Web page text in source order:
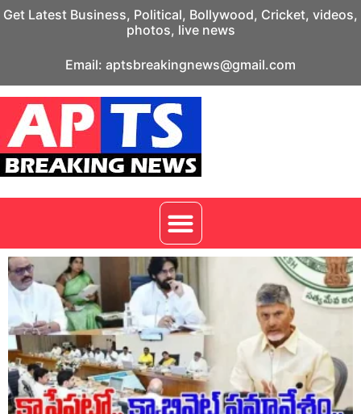
Get Latest Business, Political, Bollywood, Cricket, videos,
photos, live news
Email: aptsbreakingnews@gmail.com